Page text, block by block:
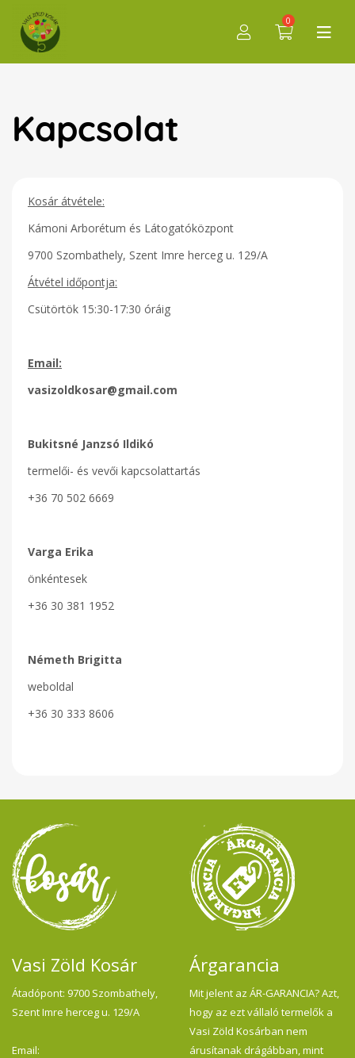
0
Kapcsolat
Kosár átvétele:
Kámoni Arborétum és Látogatóközpont
9700 Szombathely, Szent Imre herceg u. 129/A
Átvétel időpontja:
Csütörtök 15:30-17:30 óráig
Email:
vasizoldkosar@gmail.com
Bukitsné Janzsó Ildikó
termelői- és vevői kapcsolattartás
+36 70 502 6669
Varga Erika
önkéntesek
+36 30 381 1952
Németh Brigitta
weboldal
+36 30 333 8606
Vasi Zöld Kosár
Átadópont: 9700 Szombathely,
Szent Imre herceg u. 129/A
Email:
Árgarancia
Mit jelent az ÁR-GARANCIA? Azt,
hogy az ezt vállaló termelők a
Vasi Zöld Kosárban nem
árusítanak drágábban, mint